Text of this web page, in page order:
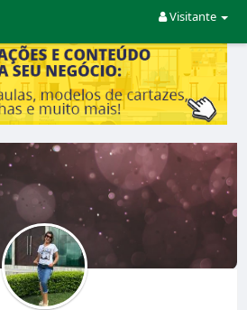
Visitante